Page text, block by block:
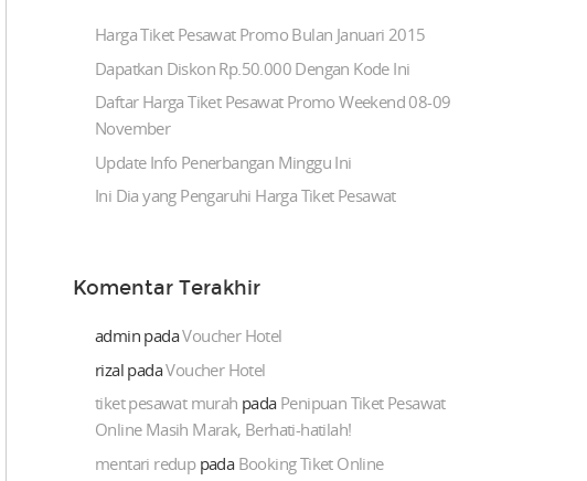
Harga Tiket Pesawat Promo Bulan Januari 2015
Dapatkan Diskon Rp.50.000 Dengan Kode Ini
Daftar Harga Tiket Pesawat Promo Weekend 08-09
November
Update Info Penerbangan Minggu Ini
Ini Dia yang Pengaruhi Harga Tiket Pesawat
Komentar Terakhir
admin padaVoucher Hotel
rizal padaVoucher Hotel
tiket pesawat murah pada Penipuan Tiket Pesawat
Online Masih Marak, Berhati-hatilah!
mentari reduppada Booking Tiket Online